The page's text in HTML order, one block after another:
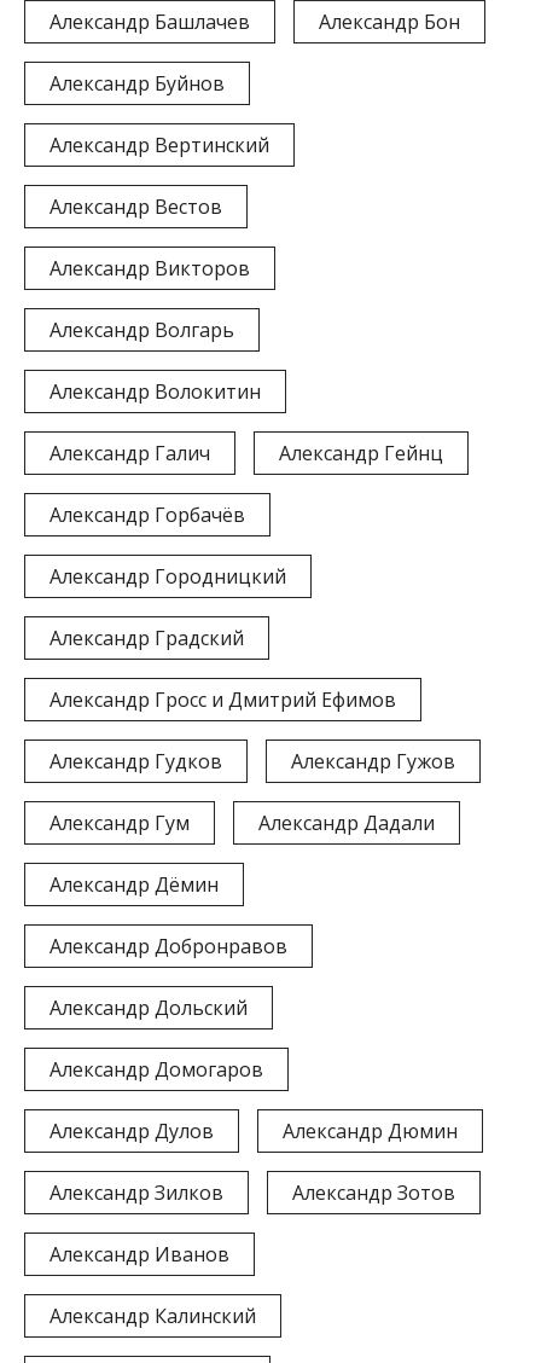
Александр Башлачев Александр Бон
Александр Буйнов
Александр Вертинский
Александр Вестов
Александр Викторов
Александр Волгарь
Александр Волокитин
Александр Галич Александр Гейнц
Александр Горбачёв
Александр Городницкий
Александр Градский
Александр Гросс и Дмитрий Ефимов
Александр Гудков Александр Гужов
Александр Гум Александр Дадали
Александр Дёмин
Александр Добронравов
Александр Дольский
Александр Домогаров
Александр Дулов Александр Дюмин
Александр Зилков Александр Зотов
Александр Иванов
Александр Калинский